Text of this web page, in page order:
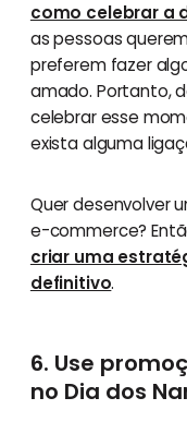
como celebrar a
as pessoas
preferem fazer
amado. Portanto,
celebrar esse
exista alguma
Quer desenvolver
e-commerce?
criar uma
definitivo.
6. Use
no Dia dos